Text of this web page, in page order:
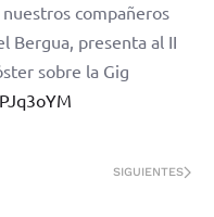
compañeros
Bergua, presenta al II
sobre la Gig
SIGUIENTES